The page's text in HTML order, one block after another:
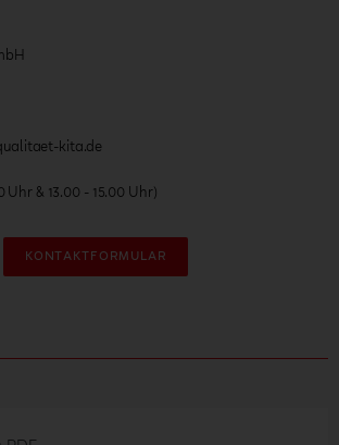
kita.de
Uhr & 13.00 - 15.00 Uhr)
KONTAKTFORMULAR